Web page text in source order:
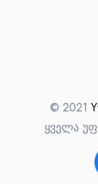
© 2021
ყველა